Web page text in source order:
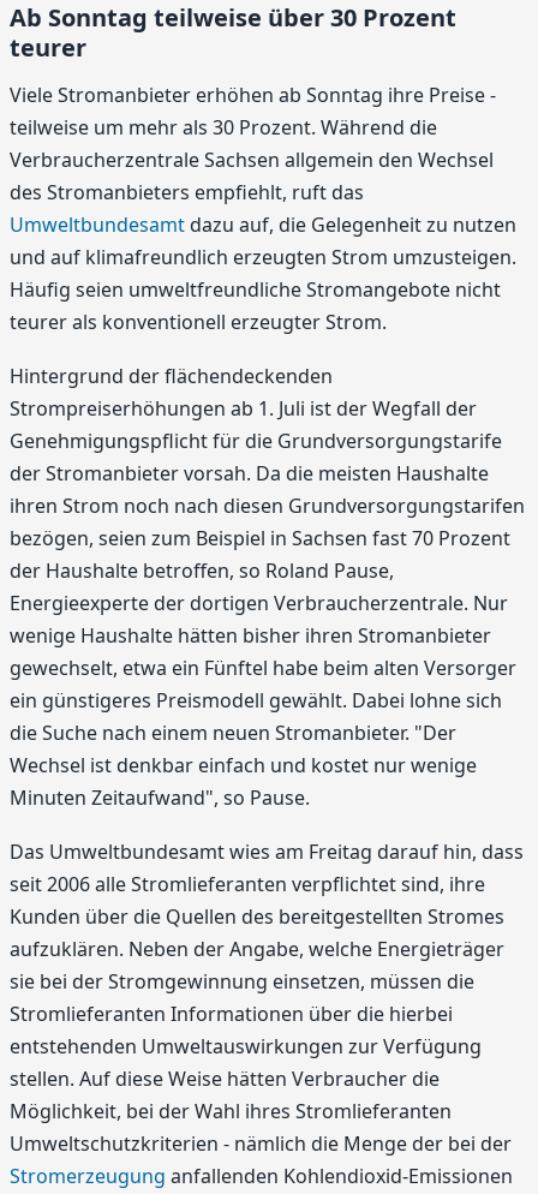
Ab Sonntag teilweise über 30 Prozent
teurer
Viele Stromanbieter erhöhen ab Sonntag ihre Preise -
teilweise um mehr als 30 Prozent. Während die
Verbraucherzentrale Sachsen allgemein den Wechsel
des Stromanbieters empfiehlt, ruft das
Umweltbundesamtdazu auf, die Gelegenheit zu nutzen
und auf klimafreundlich erzeugten Strom umzusteigen.
Häufig seien umweltfreundliche Stromangebote nicht
teurer als konventionell erzeugter Strom.
Hintergrund der flächendeckenden
Strompreiserhöhungen ab 1. Juli ist der Wegfall der
Genehmigungspflicht für die Grundversorgungstarife
der Stromanbieter vorsah. Da die meisten Haushalte
ihren Strom noch nach diesen Grundversorgungstarifen
bezögen, seien zum Beispiel in Sachsen fast 70 Prozent
der Haushalte betroffen, so Roland Pause,
Energieexperte der dortigen Verbraucherzentrale. Nur
wenige Haushalte hätten bisher ihren Stromanbieter
gewechselt, etwa ein Fünftel habe beim alten Versorger
ein günstigeres Preismodell gewählt. Dabei lohne sich
die Suche nach einem neuen Stromanbieter. "Der
Wechsel ist denkbar einfach und kostet nur wenige
Minuten Zeitaufwand", so Pause.
Das Umweltbundesamt wies am Freitag darauf hin, dass
seit 2006 alle Stromlieferanten verpflichtet sind, ihre
Kunden über die Quellen des bereitgestellten Stromes
aufzuklären. Neben der Angabe, welche Energieträger
sie bei der Stromgewinnung einsetzen, müssen die
Stromlieferanten Informationen über die hierbei
entstehenden Umweltauswirkungen zur Verfügung
stellen. Auf diese Weise hätten Verbraucher die
Möglichkeit, bei der Wahl ihres Stromlieferanten
Umweltschutzkriterien - nämlich die Menge der bei der
Stromerzeugung anfallenden Kohlendioxid-Emissionen